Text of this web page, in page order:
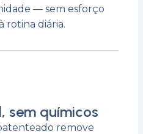
— sem esforço
rotina diária.
sem químicos
remove